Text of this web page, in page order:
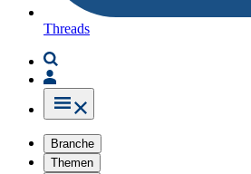
Threads
Branche
Themen